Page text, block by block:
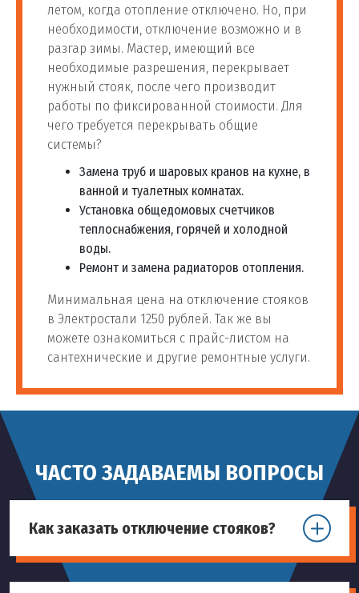
летом, когда отопление отключено. Но, при
необходимости, отключение возможно и в
разгар зимы. Мастер, имеющий все
необходимые разрешения, перекрывает
нужный стояк, после чего производит
работы по фиксированной стоимости. Для
чего требуется перекрывать общие
системы?
Замена труб и шаровых кранов на кухне, в
ванной и туалетных комнатах.
Установка общедомовых счетчиков
теплоснабжения, горячей и холодной
воды.
Ремонт и замена радиаторов отопления.
Минимальная цена на отключение стояков
в Электростали 1250 рублей. Так же вы
можете ознакомиться с прайс-листом на
сантехнические и другие ремонтные услуги.
ЧАСТО ЗАДАВАЕМЫ ВОПРОСЫ
Как заказать отключение стояков?